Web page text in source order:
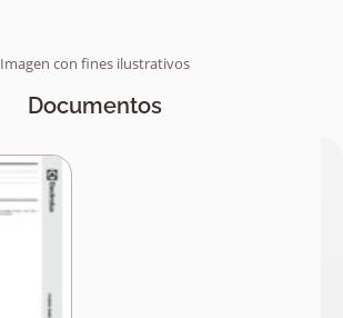
Imagen con fines ilustrativos
Documentos